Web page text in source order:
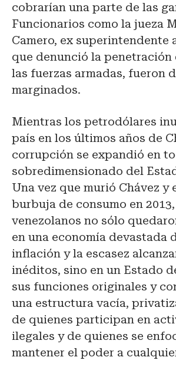
cobrarían una parte de las
Funcionarios como la jueza
Camero, ex superintendente
que denunció la penetración
las fuerzas armadas, fueron
marginados.
Mientras los petrodólares
país en los últimos años de
corrupción se expandió en
sobredimensionado del
Una vez que murió Chávez y
burbuja de consumo en
venezolanos no sólo
en una economía devastada
inflación y la escasez
inéditos, sino en un Estado
sus funciones originales y
una estructura vacía,
de quienes participan en
ilegales y de quienes se
mantener el poder a